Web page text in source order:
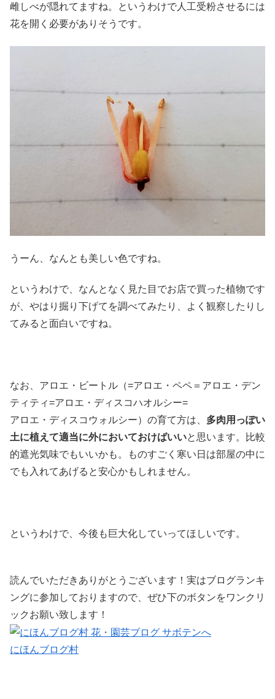
雌しべが隠れてますね。というわけで人工受粉させるには
花を開く必要がありそうです。
うーん、なんとも美しい色ですね。
というわけで、なんとなく見た目でお店で買った植物です
が、やはり掘り下げてを調べてみたり、よく観察したりし
てみると面白いですね。
なお、アロエ・ビートル（=アロエ・ペペ＝アロエ・デン
ティティ=アロエ・ディスコハオルシー=
アロエ・ディスコウォルシー）の育て方は、 多肉用っぽい
土に植えて適当に外においておけばいいと思います。比較
的遮光気味でもいいかも。ものすごく寒い日は部屋の中に
でも入れてあげると安心かもしれません。
というわけで、今後も巨大化していってほしいです。
読んでいただきありがとうございます！実はブログランキ
ングに参加しておりますので、ぜひ下のボタンをワンクリ
ックお願い致します！
にほんブログ村